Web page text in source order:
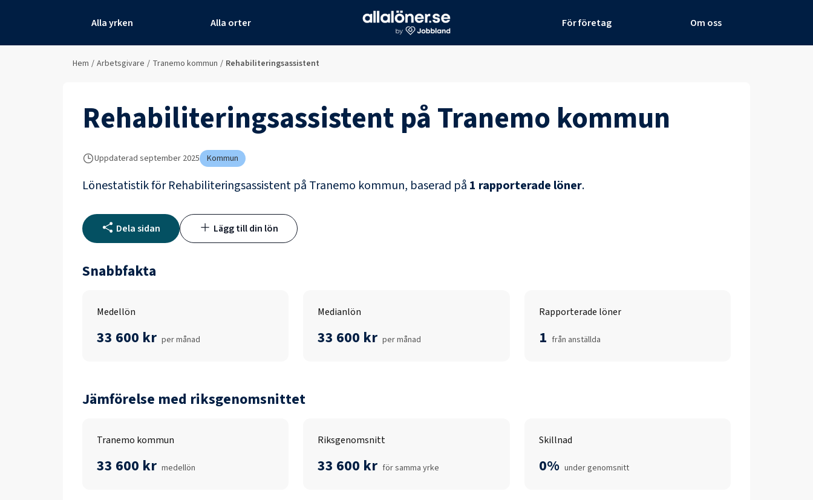
Alla yrken Alla orter För företag Om oss
Hem / Arbetsgivare / Tranemo kommun / Rehabiliteringsassistent
Rehabiliteringsassistent påTranemo kommun
Uppdaterad september 2025 Kommun
Lönestatistik förRehabiliteringsassistent på Tranemo kommun, baserad på 1 rapporterade löner.
Dela sidan Lägg till din lön
Snabbfakta
Medellön
33 600 kr per månad
Medianlön
33 600 kr per månad
Rapporterade löner
1 från anställda
Jämförelse med riksgenomsnittet
Tranemo kommun
33 600 kr medellön
Riksgenomsnitt
33 600 kr för samma yrke
Skillnad
0% under genomsnitt